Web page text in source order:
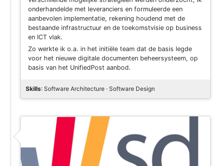
onderhandelde met leveranciers en formuleerde een
aanbevolen implementatie, rekening houdend met de
bestaande infrastructuur en de toekomstvisie op business
en ICT vlak.
Zo werkte ik o.a. in het initiële team dat de basis legde
voor het nieuwe digitale documenten beheersysteem, op
basis van het UnifiedPost aanbod.
Skills: Software Architecture · Software Design